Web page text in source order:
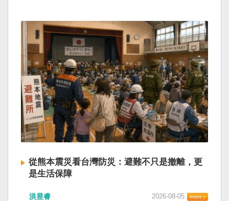
從熊本震災看台灣防災：避難不只是撤離，更
是生活保障
洪昱睿 2026-08-05